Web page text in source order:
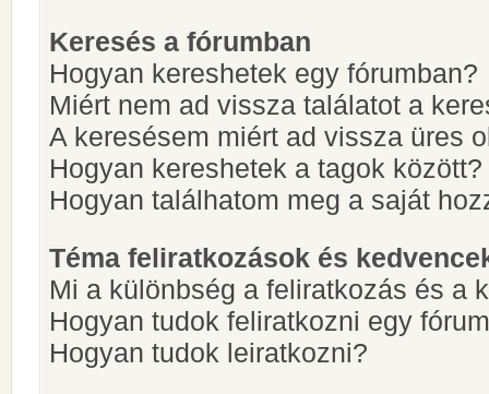
Keresés a fórumban
Hogyan kereshetek egy fórumban?
Miért nem ad vissza találatot a
A keresésem miért ad vissza üres
Hogyan kereshetek a tagok között?
Hogyan találhatom meg a saját
Téma feliratkozások és
Mi a különbség a feliratkozás és a
Hogyan tudok feliratkozni egy
Hogyan tudok leiratkozni?